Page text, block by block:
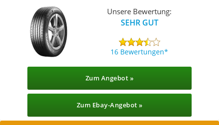
Unsere Bewertung:
SEHR GUT
16 Bewertungen
Zum Angebot »
Zum Ebay-Angebot »